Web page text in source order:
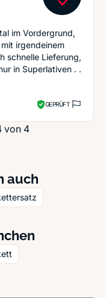
im Vordergrund,
irgendeinem
schnelle Lieferung,
in Superlativen . .
GEPRÜFT
von 4
auch